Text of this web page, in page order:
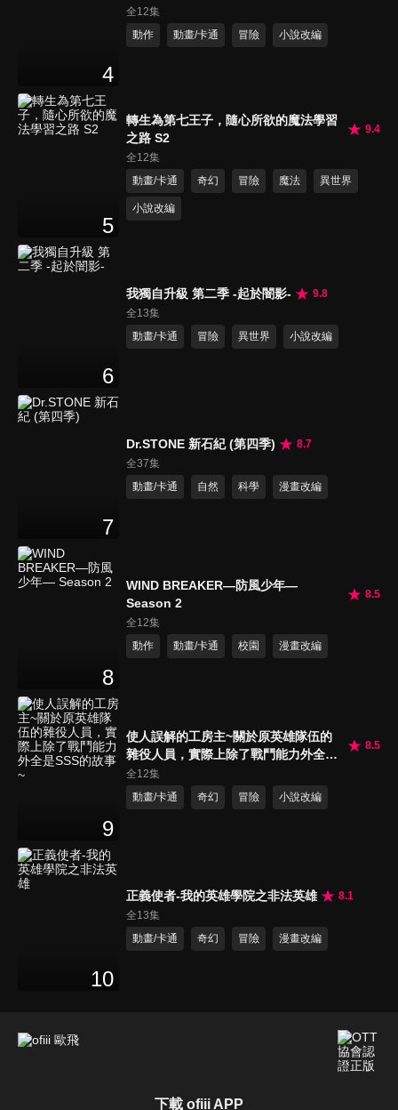
4
全12集
動作
動畫/卡通 冒險 小說改編
5
轉生為第七王子，隨心所欲的魔法學習
之路 S2
9.4
全12集
動畫/卡通
奇幻 冒險 魔法 異世界
小說改編
6
我獨自升級 第二季 -起於闇影-
9.8
全13集
動畫/卡通
冒險 異世界 小說改編
7
Dr.STONE 新石紀 (第四季)
8.7
全37集
動畫/卡通
自然 科學 漫畫改編
8
WIND BREAKER—防風少年—
Season 2
8.5
全12集
動作
動畫/卡通 校園 漫畫改編
9
使人誤解的工房主~關於原英雄隊伍的
雜役人員，實際上除了戰鬥能力外全是
SSS的故事~
8.5
全12集
動畫/卡通
奇幻 冒險 小說改編
10
正義使者-我的英雄學院之非法英雄
8.1
全13集
動畫/卡通
奇幻 冒險 漫畫改編
下載 ofiii APP